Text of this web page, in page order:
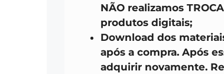
NÃO realizamos
produtos digitais;
Download dos
após a compra. Após
adquirir novamente.